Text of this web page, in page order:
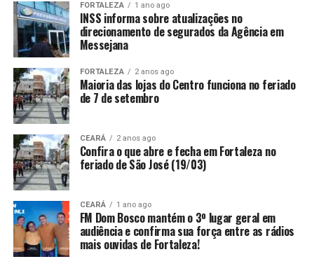
FORTALEZA 1 ano ago
INSS informa sobre atualizações no
direcionamento de segurados da Agência em
Messejana
FORTALEZA 2 anos ago
Maioria das lojas do Centro funciona no feriado
de 7 de setembro
CEARÁ 2 anos ago
Confira o que abre e fecha em Fortaleza no
feriado de São José (19/03)
CEARÁ 1 ano ago
FM Dom Bosco mantém o 3º lugar geral em
audiência e confirma sua força entre as rádios
mais ouvidas de Fortaleza!